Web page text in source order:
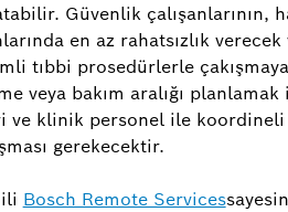
Güvenlik çalışanlarının,
en az rahatsızlık verecek
tıbbi prosedürlerle
veya bakım aralığı planlamak
ve klinik personel ile koordineli
gerekecektir.
Bosch Remote Services